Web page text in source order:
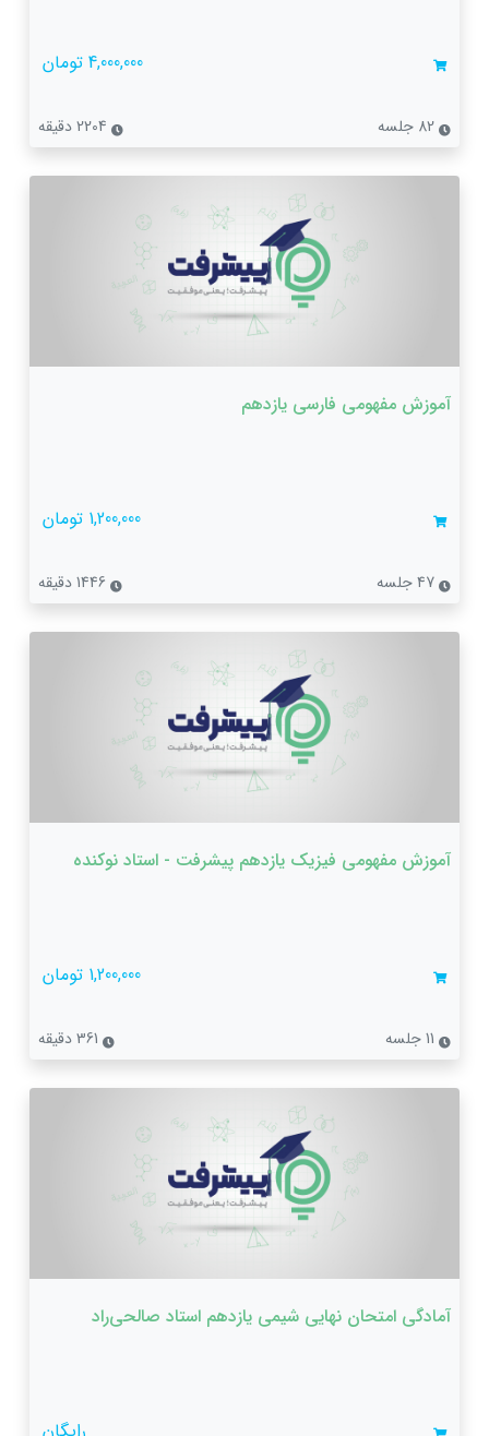
4,000,000 تومان
آموزش مفهومی فارسی یازدهم
1,200,000 تومان
آموزش مفهومی فیزیک یازدهم پیشرفت - استاد نوکنده
1,200,000 تومان
آمادگی امتحان نهایی شیمی یازدهم استاد صالحی‌راد